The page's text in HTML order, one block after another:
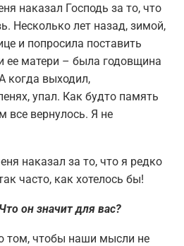
наказал Господь за то, что
Несколько лет назад, зимой,
и попросила поставить
ее матери – была годовщина
когда выходил,
упал. Как будто память
все вернулось. Я не
наказал за то, что я редко
часто, как хотелось бы!
он значит для вас?
том, чтобы наши мысли не